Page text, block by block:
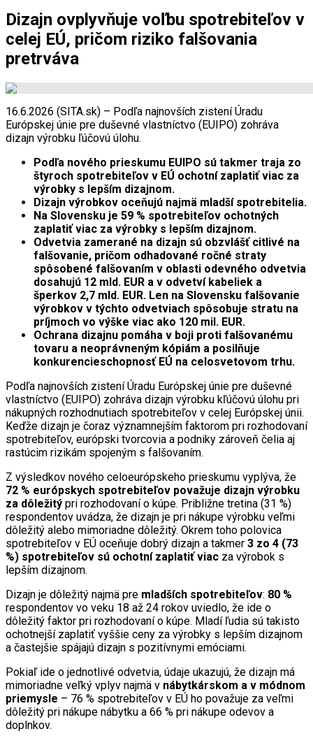
Dizajn ovplyvňuje voľbu spotrebiteľov v
celej EÚ, pričom riziko falšovania
pretrváva
16.6.2026 (SITA.sk) – Podľa najnovších zistení Úradu
Európskej únie pre duševné vlastníctvo (EUIPO) zohráva
dizajn výrobku ľúčovú úlohu.
Podľa nového prieskumu EUIPO sú takmer traja zo
štyroch spotrebiteľov v EÚ ochotní zaplatiť viac za
výrobky s lepším dizajnom.
Dizajn výrobkov oceňujú najmä mladší spotrebitelia.
Na Slovensku je 59 % spotrebiteľov ochotných
zaplatiť viac za výrobky s lepším dizajnom.
Odvetvia zamerané na dizajn sú obzvlášť citlivé na
falšovanie, pričom odhadované ročné straty
spôsobené falšovaním v oblasti odevného odvetvia
dosahujú 12 mld. EUR a v odvetví kabeliek a
šperkov 2,7 mld. EUR. Len na Slovensku falšovanie
výrobkov v týchto odvetviach spôsobuje stratu na
príjmoch vo výške viac ako 120 mil. EUR.
Ochrana dizajnu pomáha v boji proti falšovanému
tovaru a neoprávneným kópiám a posilňuje
konkurencieschopnosť EÚ na celosvetovom trhu.
Podľa najnovších zistení Úradu Európskej únie pre duševné
vlastníctvo (EUIPO) zohráva dizajn výrobku kľúčovú úlohu pri
nákupných rozhodnutiach spotrebiteľov v celej Európskej únii.
Keďže dizajn je čoraz významnejším faktorom pri rozhodovaní
spotrebiteľov, európski tvorcovia a podniky zároveň čelia aj
rastúcim rizikám spojeným s falšovaním.
Z výsledkov nového celoeurópskeho prieskumu vyplýva, že
72 % európskych spotrebiteľov považuje dizajn výrobku
za dôležitý pri rozhodovaní o kúpe. Približne tretina (31 %)
respondentov uvádza, že dizajn je pri nákupe výrobku veľmi
dôležitý alebo mimoriadne dôležitý. Okrem toho polovica
spotrebiteľov v EÚ oceňuje dobrý dizajn a takmer 3 zo 4 (73
%) spotrebiteľov sú ochotní zaplatiť viac za výrobok s
lepším dizajnom.
Dizajn je dôležitý najmä pre mladších spotrebiteľov: 80 %
respondentov vo veku 18 až 24 rokov uviedlo, že ide o
dôležitý faktor pri rozhodovaní o kúpe. Mladí ľudia sú takisto
ochotnejší zaplatiť vyššie ceny za výrobky s lepším dizajnom
a častejšie spájajú dizajn s pozitívnymi emóciami.
Pokiaľ ide o jednotlivé odvetvia, údaje ukazujú, že dizajn má
mimoriadne veľký vplyv najmä v nábytkárskom a v módnom
priemysle – 76 % spotrebiteľov v EÚ ho považuje za veľmi
dôležitý pri nákupe nábytku a 66 % pri nákupe odevov a
doplnkov.